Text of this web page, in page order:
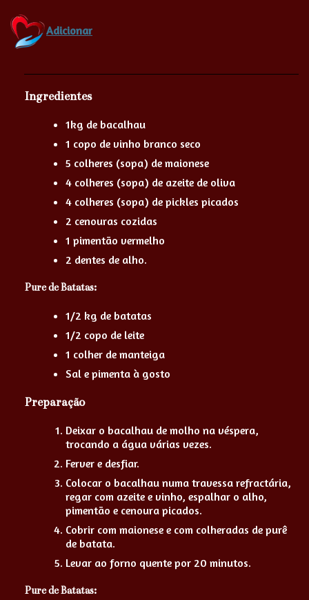
Adicionar
Ingredientes
1kg de bacalhau
1 copo de vinho branco seco
5 colheres (sopa) de maionese
4 colheres (sopa) de azeite de oliva
4 colheres (sopa) de pickles picados
2 cenouras cozidas
1 pimentão vermelho
2 dentes de alho.
Pure de Batatas:
1/2 kg de batatas
1/2 copo de leite
1 colher de manteiga
Sal e pimenta à gosto
Preparação
Deixar o bacalhau de molho na véspera,
trocando a água várias vezes.
Ferver e desfiar.
Colocar o bacalhau numa travessa refractária,
regar com azeite e vinho, espalhar o alho,
pimentão e cenoura picados.
Cobrir com maionese e com colheradas de purê
de batata.
Levar ao forno quente por 20 minutos.
Pure de Batatas: